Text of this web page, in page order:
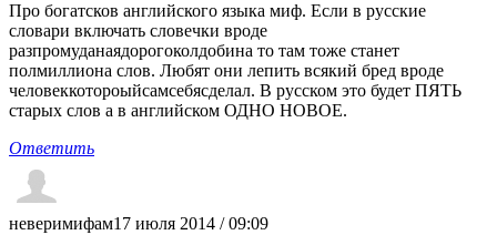
Про богатсков английского языка миф. Если в русские
словари включать словечки вроде
разпромуданаядорогоколдобина то там тоже станет
полмиллиона слов. Любят они лепить всякий бред вроде
человеккотороыйсамсебясделал. В русском это будет ПЯТЬ
старых слов а в английском ОДНО НОВОЕ.
Ответить
неверимифам17 июля 2014 / 09:09